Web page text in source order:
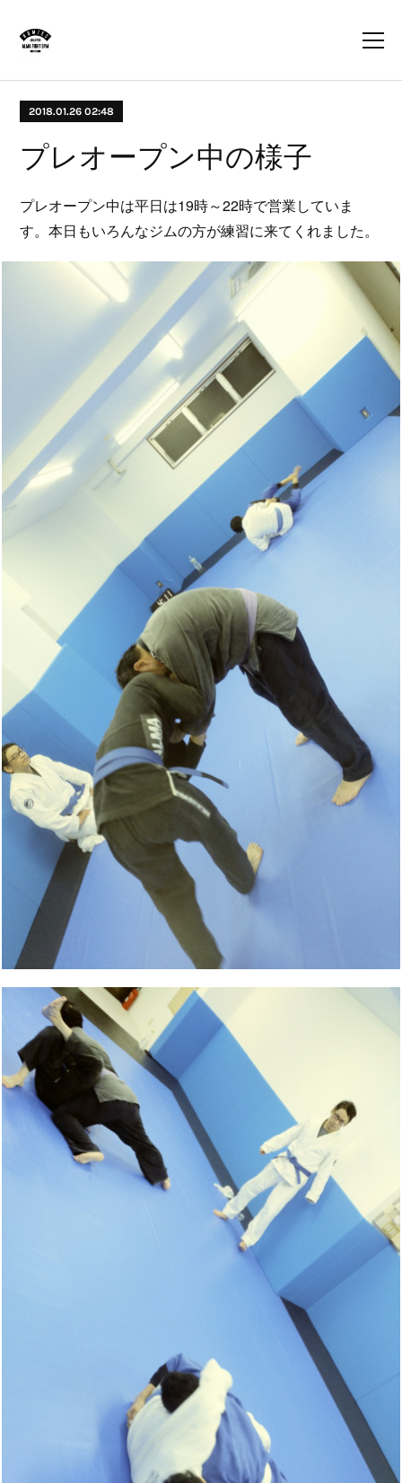
2018.01.26 02:48
プレオープン中の様子
プレオープン中は平日は19時～22時で営業していま
す。本日もいろんなジムの方が練習に来てくれました。